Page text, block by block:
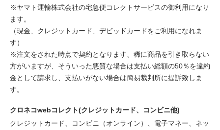
※ヤマト運輸株式会社の宅急便コレクトサービスの御利用になり
ます。
（現金、クレジットカード、デビッドカードをご利用になれま
す）
※注文をされた時点で契約となります、稀に商品を引き取らない
方がいますが、そういった悪質な場合は支払い総額の50％を違約
金として請求し、支払いがない場合は簡易裁判所に提訴致しま
す。
クロネコwebコレクト(クレジットカード、コンビニ他)
クレジットカード、コンビニ（オンライン）、電子マネー、ネッ